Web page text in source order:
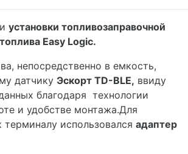
установки топливозаправочной
Easy Logic.
непосредственно в емкость,
датчику Эскорт TD-BLE, ввиду
благодаря технологии
и удобстве монтажа.Для
использовался адаптер